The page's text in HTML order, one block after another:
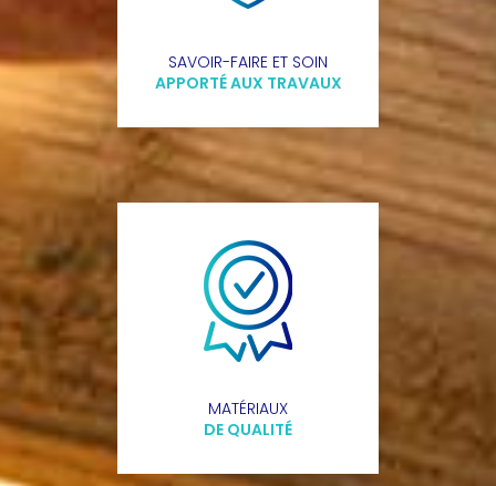
SAVOIR-FAIRE ET SOIN
APPORTÉ AUX TRAVAUX
MATÉRIAUX
DE QUALITÉ